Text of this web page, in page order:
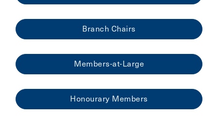
Branch Chairs
Members-at-Large
Honourary Members